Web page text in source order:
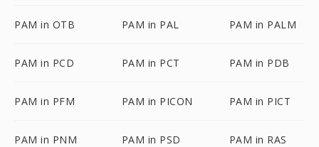
PAM in OTB PAM in PAL PAM in PALM
PAM in PCD PAM in PCT PAM in PDB
PAM in PFM PAM in PICON PAM in PICT
PAM in PNM PAM in PSD PAM in RAS